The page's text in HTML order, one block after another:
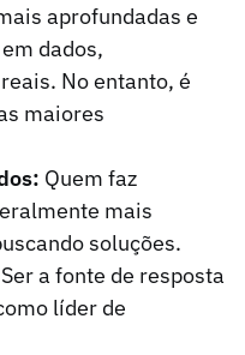
aprofundadas e
dados,
No entanto, é
maiores
Quem faz
mais
soluções.
Ser a fonte de resposta
líder de